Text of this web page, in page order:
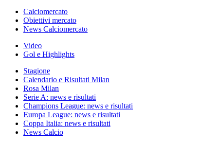
Calciomercato
Obiettivi mercato
News Calciomercato
Video
Gol e Highlights
Stagione
Calendario e Risultati Milan
Rosa Milan
Serie A: news e risultati
Champions League: news e risultati
Europa League: news e risultati
Coppa Italia: news e risultati
News Calcio